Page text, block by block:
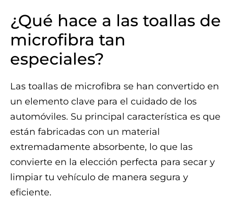
¿Qué hace a las toallas de
microfibra tan
especiales?
Las toallas de microfibra se han convertido en
un elemento clave para el cuidado de los
automóviles. Su principal característica es que
están fabricadas con un material
extremadamente absorbente, lo que las
convierte en la elección perfecta para secar y
limpiar tu vehículo de manera segura y
eficiente.